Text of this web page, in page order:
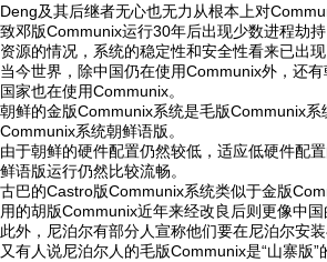
Deng及其后继者无心也无力从根本上对
致邓版Communix运行30年后出现少数进程劫
资源的情况，系统的稳定性和安全性看来已出现
当今世界，除中国仍在使用Communix外，还
国家也在使用Communix。
朝鲜的金版Communix系统是毛版Communix系
Communix系统朝鲜语版。
由于朝鲜的硬件配置仍然较低，适应低硬件配
鲜语版运行仍然比较流畅。
古巴的Castro版Communix系统类似于金版
用的胡版Communix近年来经改良后则更像中国
此外，尼泊尔有部分人宣称他们要在尼泊尔安
又有人说尼泊尔人的毛版Communix是“山寨版”